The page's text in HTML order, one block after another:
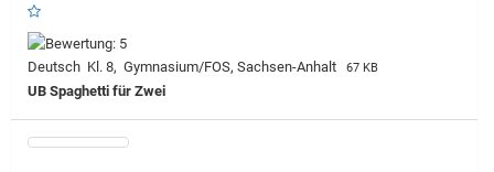
Deutsch Kl. 8, Gymnasium/FOS, Sachsen-Anhalt 67 KB
UB Spaghetti für Zwei